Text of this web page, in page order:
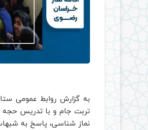
به گزارش روابط عمومی
تربت جام و با تدریس حجه
نماز شناسی، پاسخ به